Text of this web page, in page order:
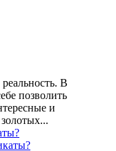
В
позволить
и